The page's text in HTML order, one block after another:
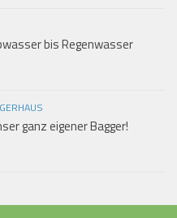
bis Regenwasser
ganz eigener Bagger!